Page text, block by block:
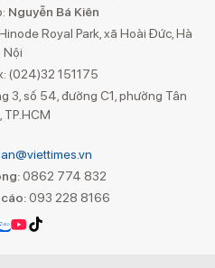
Nguyễn Bá Kiên
Royal Park, xã Hoài Đức, Hà
Nội
(024)32 151175
3, số 54, đường C1, phường Tân
TP.HCM
0862 774 832
093 228 8166